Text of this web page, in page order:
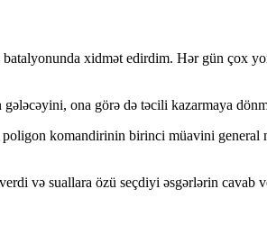
xidmət edirdim. Hər gün çox
ona görə də təcili kazarmaya
komandirinin birinci müavini general
və suallara özü seçdiyi əsgərlərin cavab